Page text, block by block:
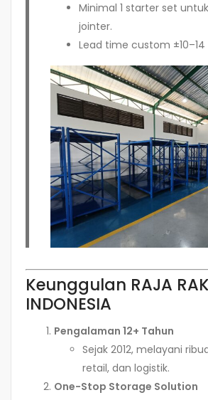
Minimal 1 starter set
jointer.
Lead time custom ±10–14
Keunggulan RAJA RAK
INDONESIA
Pengalaman 12+ Tahun
Sejak 2012, melayani
retail, dan logistik.
One-Stop Storage Solution